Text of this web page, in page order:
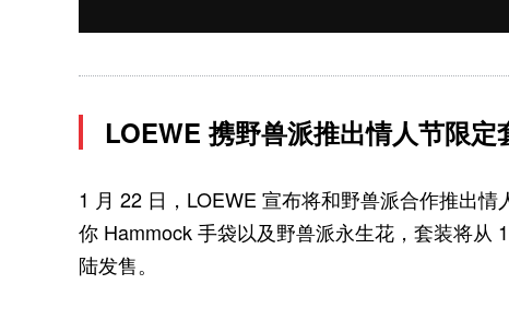
LOEWE 携野兽派推出情人节限定
1 月 22 日，LOEWE 宣布将和野兽派合作推出
你 Hammock 手袋以及野兽派永生花，套装将从
陆发售。